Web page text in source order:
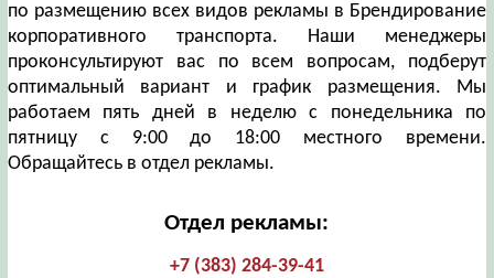
по размещению всех видов рекламы в Брендирование
корпоративного транспорта. Наши менеджеры
проконсультируют вас по всем вопросам, подберут
оптимальный вариант и график размещения. Мы
работаем пять дней в неделю с понедельника по
пятницу с 9:00 до 18:00 местного времени.
Обращайтесь в отдел рекламы.
Отдел рекламы:
+7 (383) 284-39-41